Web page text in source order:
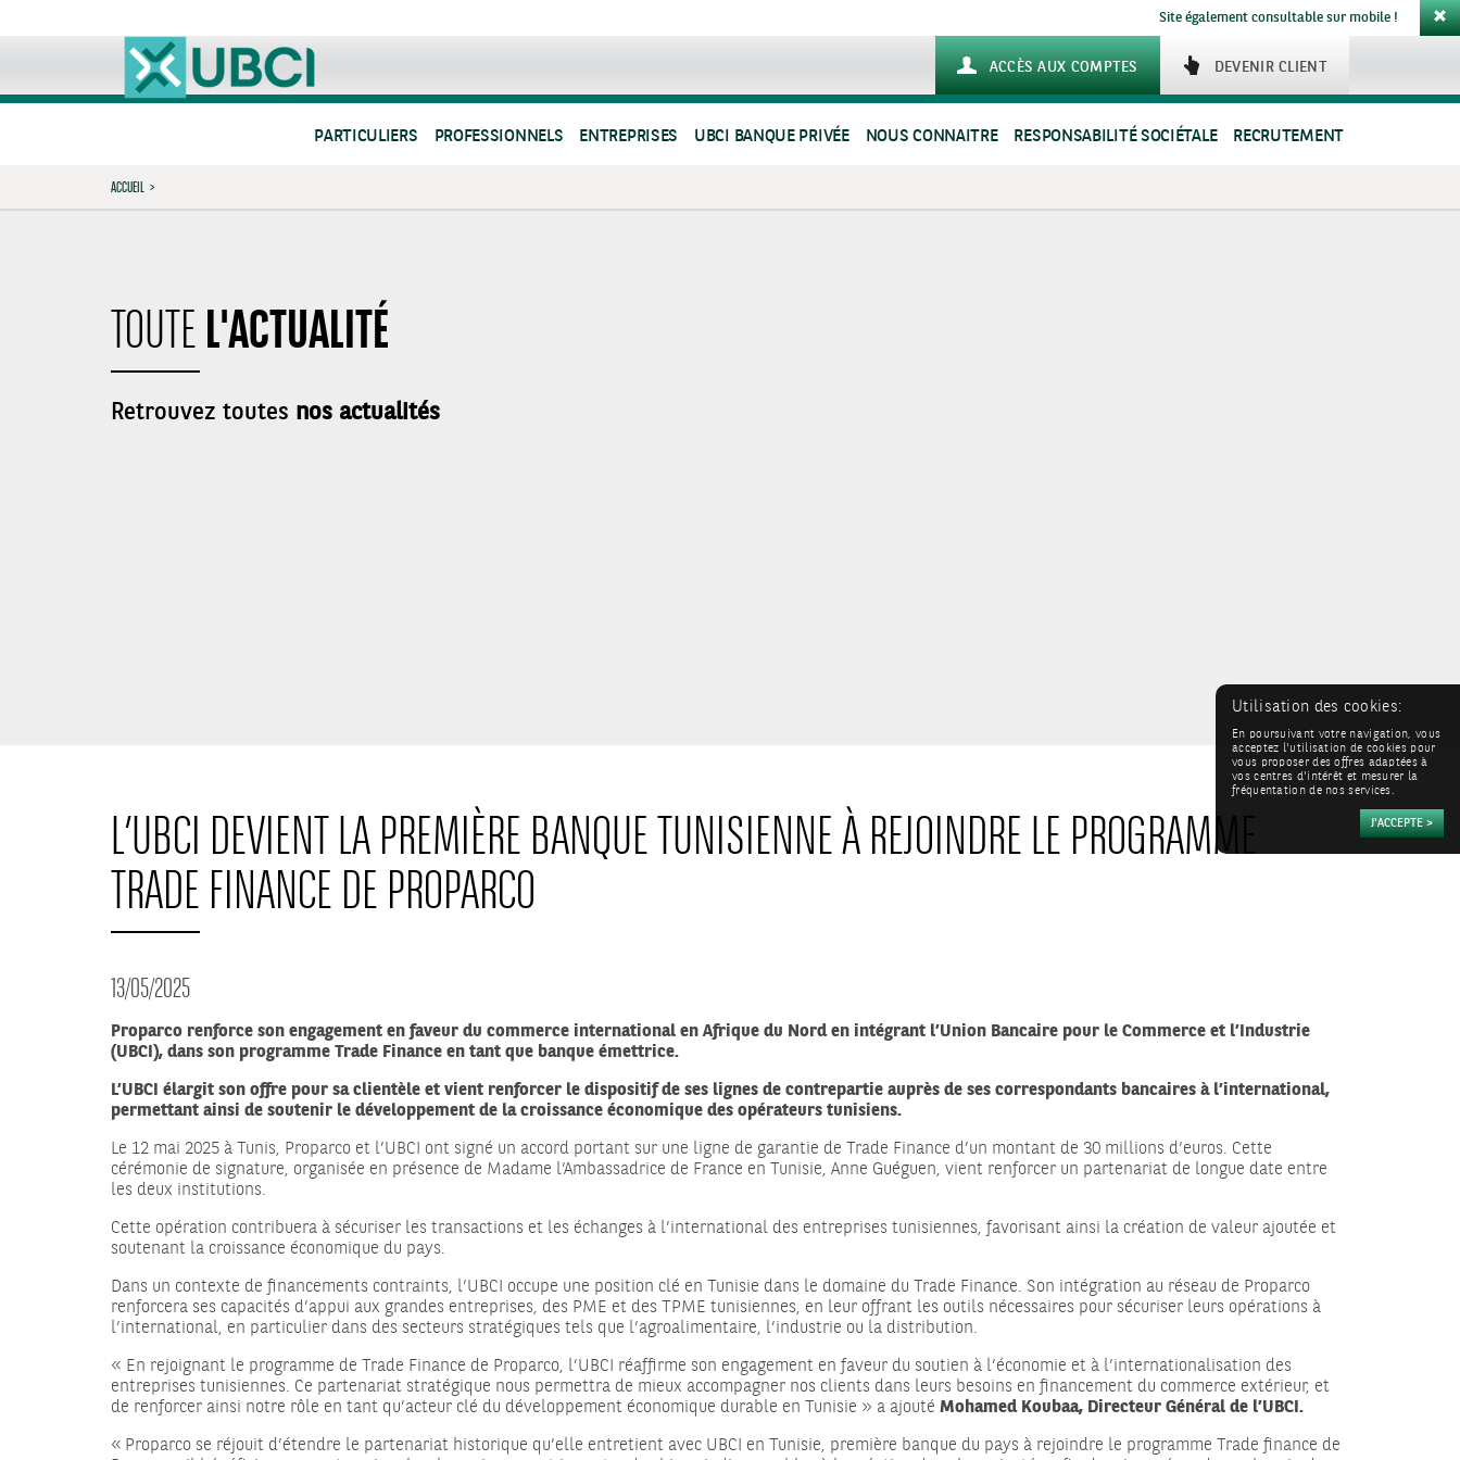
Site également consultable sur mobile !
DEVENIR CLIENT
ACCÈS AUX COMPTES
PARTICULIERS PROFESSIONNELS ENTREPRISES UBCI BANQUE PRIVÉE NOUS CONNAITRE RESPONSABILITÉ SOCIÉTALE RECRUTEMENT
ACCUEIL >
TOUTEL'ACTUALITÉ
Retrouvez toutes nos actualités
L’UBCI DEVIENT LA PREMIÈRE BANQUE TUNISIENNE À REJOINDRE LE PROGRAMME
TRADE FINANCE DE PROPARCO
13/05/2025
Proparco renforce son engagement en faveur du commerce international en Afrique du Nord en intégrant l’Union Bancaire pour le Commerce et l’Industrie
(UBCI), dans son programme Trade Finance en tant que banque émettrice.
L’UBCI élargit son offre pour sa clientèle et vient renforcer le dispositif de ses lignes de contrepartie auprès de ses correspondants bancaires à l’international,
permettant ainsi de soutenir le développement de la croissance économique des opérateurs tunisiens.
Le 12 mai 2025 à Tunis, Proparco et l’UBCI ont signé un accord portant sur une ligne de garantie de Trade Finance d’un montant de 30 millions d’euros. Cette
cérémonie de signature, organisée en présence de Madame l’Ambassadrice de France en Tunisie, Anne Guéguen, vient renforcer un partenariat de longue date entre
les deux institutions.
Cette opération contribuera à sécuriser les transactions et les échanges à l’international des entreprises tunisiennes, favorisant ainsi la création de valeur ajoutée et
soutenant la croissance économique du pays.
Dans un contexte de financements contraints, l’UBCI occupe une position clé en Tunisie dans le domaine du Trade Finance. Son intégration au réseau de Proparco
renforcera ses capacités d’appui aux grandes entreprises, des PME et des TPME tunisiennes, en leur offrant les outils nécessaires pour sécuriser leurs opérations à
l’international, en particulier dans des secteurs stratégiques tels que l’agroalimentaire, l’industrie ou la distribution.
« En rejoignant le programme de Trade Finance de Proparco, l’UBCI réaffirme son engagement en faveur du soutien à l’économie et à l’internationalisation des
entreprises tunisiennes. Ce partenariat stratégique nous permettra de mieux accompagner nos clients dans leurs besoins en financement du commerce extérieur, et
de renforcer ainsi notre rôle en tant qu’acteur clé du développement économique durable en Tunisie » a ajouté Mohamed Koubaa, Directeur Général de l’UBCI.
« Proparco se réjouit d’étendre le partenariat historique qu’elle entretient avec UBCI en Tunisie, première banque du pays à rejoindre le programme Trade finance de
Utilisation des cookies:
En poursuivant votre navigation, vous
acceptez l'utilisation de cookies pour
vous proposer des offres adaptées à
vos centres d'intérêt et mesurer la
fréquentation de nos services.